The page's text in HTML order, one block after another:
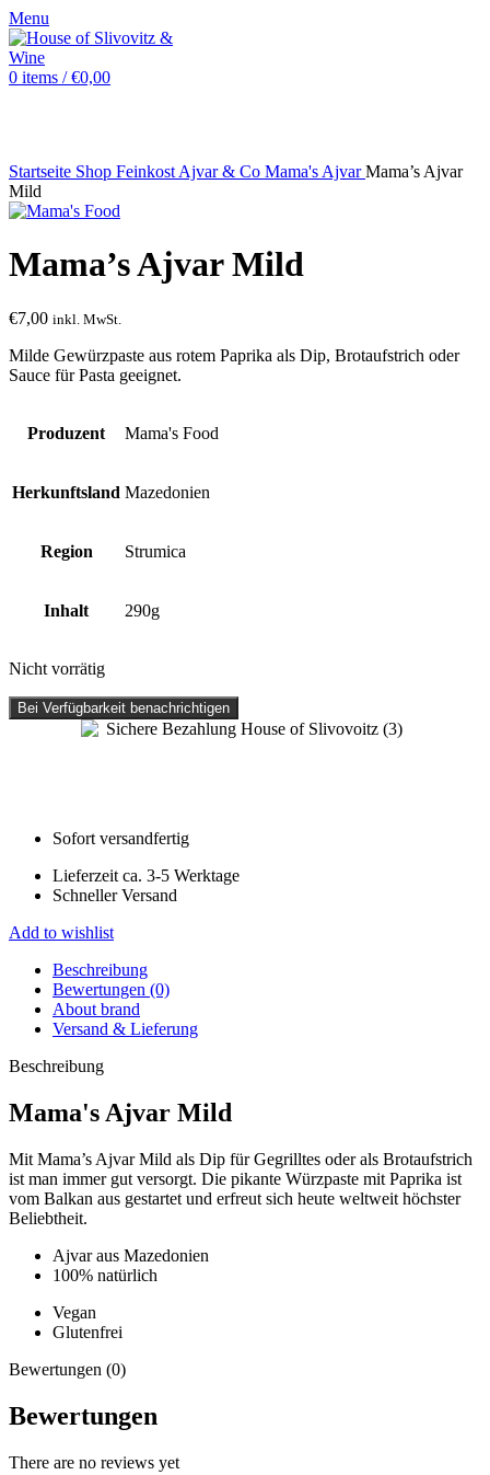
Menu
0 items / €0,00
Startseite Shop Feinkost Ajvar & Co Mama's AjvarMama’s Ajvar
Mild
Mama’s Ajvar Mild
€7,00 inkl. MwSt.
Milde Gewürzpaste aus rotem Paprika als Dip, Brotaufstrich oder
Sauce für Pasta geeignet.
Produzent Mama's Food
Herkunftsland Mazedonien
Region Strumica
Inhalt 290g
Nicht vorrätig
Bei Verfügbarkeit benachrichtigen
Sofort versandfertig
Lieferzeit ca. 3-5 Werktage
Schneller Versand
Add to wishlist
Beschreibung
Bewertungen (0)
About brand
Versand & Lieferung
Beschreibung
Mama's Ajvar Mild
Mit Mama’s Ajvar Mild als Dip für Gegrilltes oder als Brotaufstrich
ist man immer gut versorgt. Die pikante Würzpaste mit Paprika ist
vom Balkan aus gestartet und erfreut sich heute weltweit höchster
Beliebtheit.
Ajvar aus Mazedonien
100% natürlich
Vegan
Glutenfrei
Bewertungen (0)
Bewertungen
There are no reviews yet